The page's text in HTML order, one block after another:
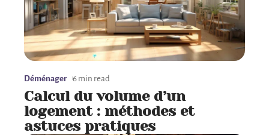
Déménager 6 min read
Calcul du volume d’un
logement : méthodes et
astuces pratiques